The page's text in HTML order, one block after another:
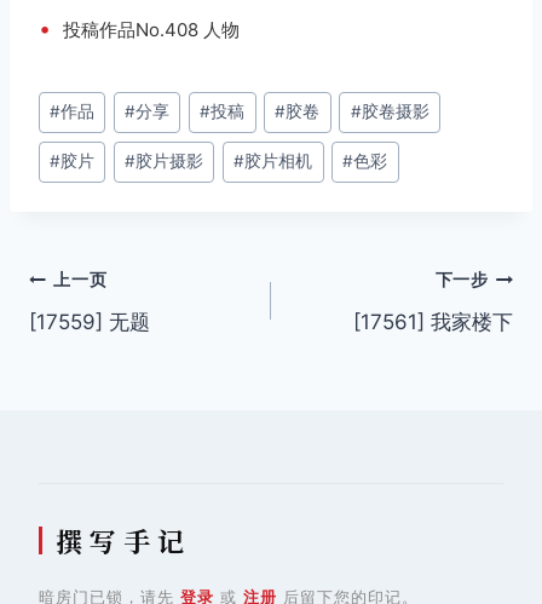
• 投稿作品No.408 人物
文
章
标
#作品 #分享 #投稿 #胶卷 #胶卷摄影
#胶片 #胶片摄影 #胶片相机 #色彩
文
章
上一页
[17559] 无题
下一步
[17561] 我家楼下
撰 写 手 记
暗房门已锁，请先 登录 或 注册 后留下您的印记。